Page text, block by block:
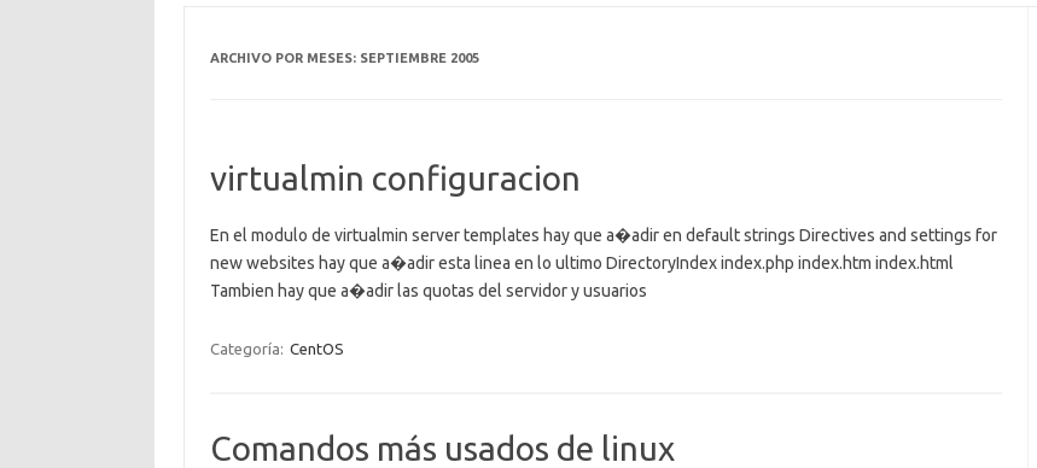
ARCHIVO POR MESES: SEPTIEMBRE 2005
virtualmin configuracion
En el modulo de virtualmin server templates hay que a�adir en default strings Directives and settings for
new websites hay que a�adir esta linea en lo ultimo DirectoryIndex index.php index.htm index.html
Tambien hay que a�adir las quotas del servidor y usuarios
Categoría: CentOS
Comandos más usados de linux